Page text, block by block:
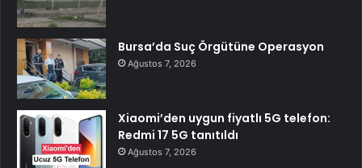
Bursa’da Suç Örgütüne Operasyon
Ağustos 7, 2026
Xiaomi’den uygun fiyatlı 5G telefon:
Redmi 17 5G tanıtıldı
Ağustos 7, 2026